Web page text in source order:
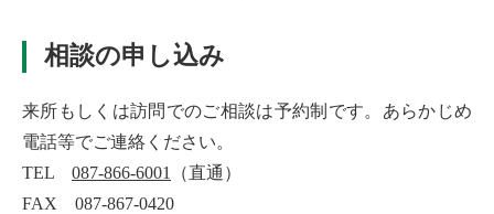
相談の申し込み
来所もしくは訪問でのご相談は予約制です。あらかじめ
電話等でご連絡ください。
TEL 087-866-6001
（直通）
FAX 087-867-0420